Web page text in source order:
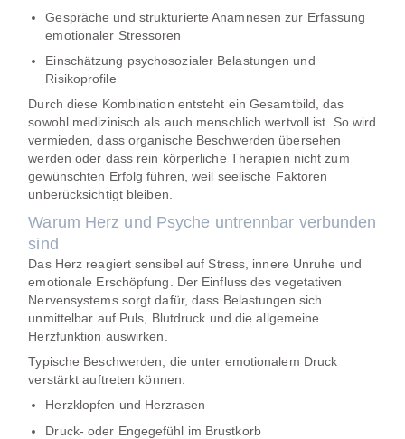
Gespräche und strukturierte Anamnesen zur Erfassung
emotionaler Stressoren
Einschätzung psychosozialer Belastungen und
Risikoprofile
Durch diese Kombination entsteht ein Gesamtbild, das
sowohl medizinisch als auch menschlich wertvoll ist. So wird
vermieden, dass organische Beschwerden übersehen
werden oder dass rein körperliche Therapien nicht zum
gewünschten Erfolg führen, weil seelische Faktoren
unberücksichtigt bleiben.
Warum Herz und Psyche untrennbar verbunden
sind
Das Herz reagiert sensibel auf Stress, innere Unruhe und
emotionale Erschöpfung. Der Einfluss des vegetativen
Nervensystems sorgt dafür, dass Belastungen sich
unmittelbar auf Puls, Blutdruck und die allgemeine
Herzfunktion auswirken.
Typische Beschwerden, die unter emotionalem Druck
verstärkt auftreten können:
Herzklopfen und Herzrasen
Druck- oder Engegefühl im Brustkorb